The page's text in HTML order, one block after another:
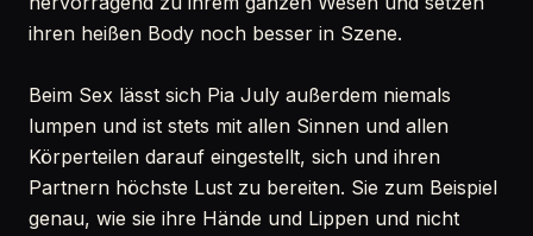
ihren heißen Body noch besser in Szene.
Beim Sex lässt sich Pia July außerdem niemals
lumpen und ist stets mit allen Sinnen und allen
Körperteilen darauf eingestellt, sich und ihren
Partnern höchste Lust zu bereiten. Sie zum Beispiel
genau, wie sie ihre Hände und Lippen und nicht